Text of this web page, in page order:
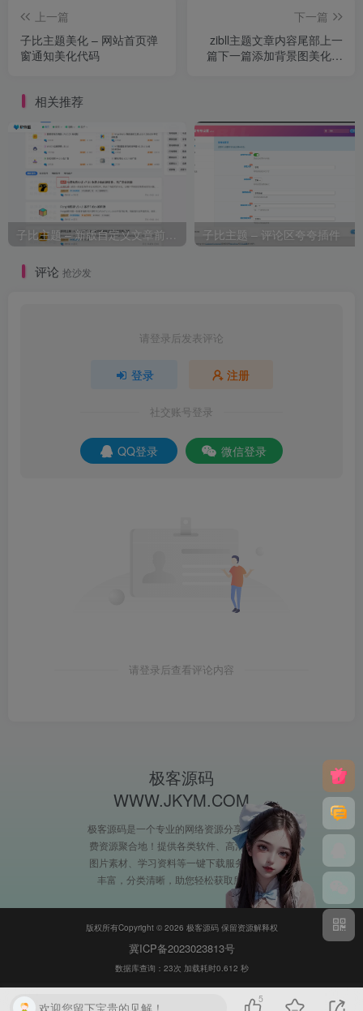
上一篇
子比主题美化 – 网站首页弹
窗通知美化代码
下一篇
zibll主题文章内容尾部上一
篇下一篇添加背景图美化教
相关推荐
子比主题 – 评论区夸夸插件
评论 抢沙发
请登录后发表评论
登录 注册
社交账号登录
QQ登录 微信登录
请登录后查看评论内容
极客源码
WWW.JKYM.COM
极客源码是一个专业的网络资源分享平台,免
费资源聚合地！提供各类软件、高清视频、
图片素材、学习资料等一键下载服务，资源
丰富，分类清晰，助您轻松获取所需！
版权所有Copyright © 2026 极客源码 保留资源解释权
冀ICP备2023023813号
数据库查询：23次 加载耗时0.612 秒
欢迎您留下宝贵的见解！
5